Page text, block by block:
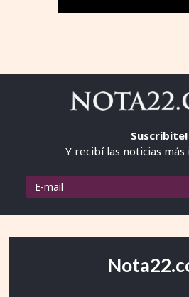
Suscribite!
Y recibí las noticias